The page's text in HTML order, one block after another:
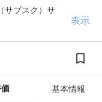
サブスク）サ
表示
基本情報